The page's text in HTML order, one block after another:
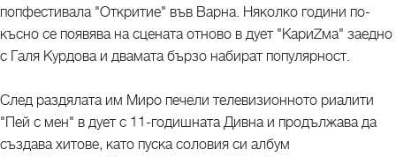
попфестивала "Откритие" във Варна. Няколко години по-
късно се появява на сцената отново в дует "КариZма" заедно
с Галя Курдова и двамата бързо набират популярност.
След раздялата им Миро печели телевизионното риалити
"Пей с мен" в дует с 11-годишната Дивна и продължава да
създава хитове, като пуска соловия си албум